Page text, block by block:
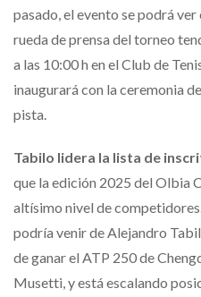
pasado, el evento se podrá ver
rueda de prensa del torneo
a las 10:00 h en el Club de
inaugurará con la ceremonia
pista.
Tabilo lidera la lista de
que la edición 2025 del Olbia
altísimo nivel de
podría venir de Alejandro
de ganar el ATP 250 de
Musetti, y está escalando